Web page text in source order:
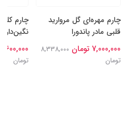
چارم مهره‌ای گل‌ مروارید
قلبی مادر پاندورا
7,000,000 تومان
8,338,000
تومان
چارم
نگین‌دار
7,600,000
تومان